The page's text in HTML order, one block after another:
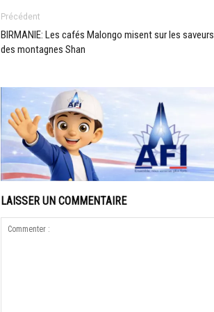
Précédent
BIRMANIE: Les cafés Malongo misent sur les saveurs
des montagnes Shan
LAISSER UN COMMENTAIRE